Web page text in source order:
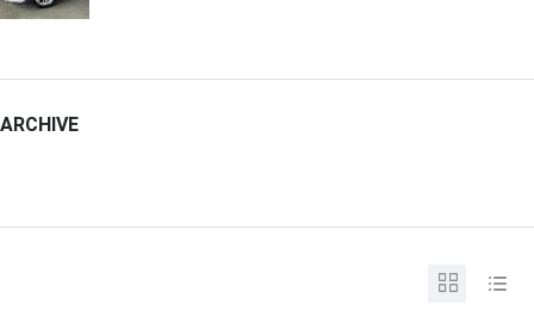
ARCHIVE